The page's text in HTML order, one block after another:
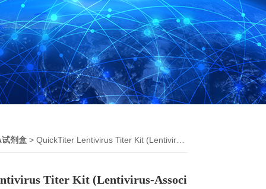
剂盒 > QuickTiter Lentivirus Titer Kit (Lentivirus-Associ
Titer Kit (Lentivirus-Associ